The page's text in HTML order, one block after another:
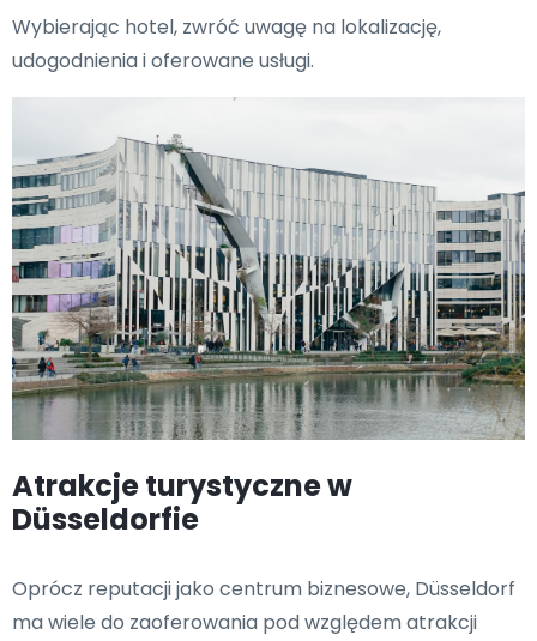
Wybierając hotel, zwróć uwagę na lokalizację,
udogodnienia i oferowane usługi.
Atrakcje turystyczne w
Düsseldorfie
Oprócz reputacji jako centrum biznesowe, Düsseldorf
ma wiele do zaoferowania pod względem atrakcji